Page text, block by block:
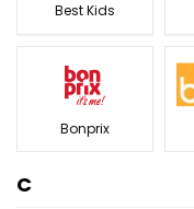
Best Kids
Bonprix
C